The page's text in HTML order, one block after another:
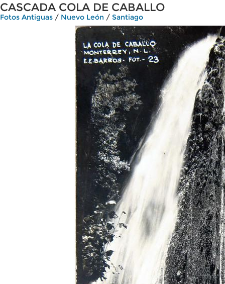
CASCADA COLA DE CABALLO
Fotos Antiguas / Nuevo León / Santiago